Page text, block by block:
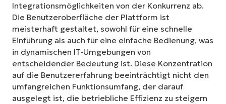
Integrationsmöglichkeiten von der Konkurrenz ab.
Die Benutzeroberfläche der Plattform ist
meisterhaft gestaltet, sowohl für eine schnelle
Einführung als auch für eine einfache Bedienung, was
in dynamischen IT-Umgebungen von
entscheidender Bedeutung ist. Diese Konzentration
auf die Benutzererfahrung beeinträchtigt nicht den
umfangreichen Funktionsumfang, der darauf
ausgelegt ist, die betriebliche Effizienz zu steigern